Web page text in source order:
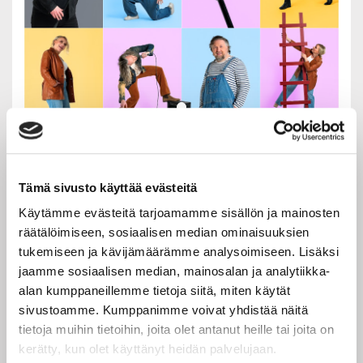
Tämä sivusto käyttää evästeitä
Käytämme evästeitä tarjoamamme sisällön ja mainosten
räätälöimiseen, sosiaalisen median ominaisuuksien
tukemiseen ja kävijämäärämme analysoimiseen. Lisäksi
jaamme sosiaalisen median, mainosalan ja analytiikka-
alan kumppaneillemme tietoja siitä, miten käytät
sivustoamme. Kumppanimme voivat yhdistää näitä
tietoja muihin tietoihin, joita olet antanut heille tai joita on
kerätty, kun olet käyttänyt heidän palvelujaan.
KEHRÄÄMÖ LIVE+ CLUB FOR
kotimaisempana kuin koskaan! Konsertissa kuullaan
suomalaisen sydämen kieliä soittavia lauluja eri
vuosikymmeniltä yhtyeen ainutlaatuisina sovituksina.
Ostamalla lipun sitoudut noudattamaan Rakastajat-
teatterinturvallisemman tilan periaatteita.
HUOM! verkkokaupan myynti sulkeutuu 1,5h ennen
esitystä.